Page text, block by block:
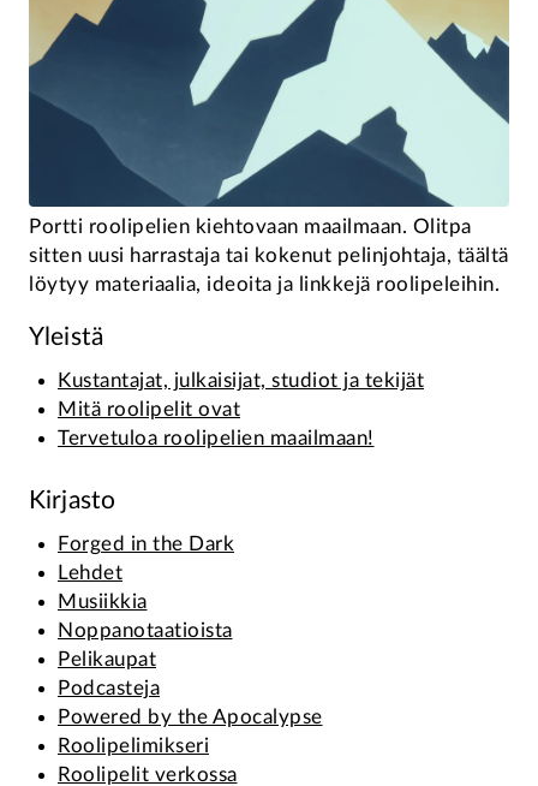
Portti roolipelien kiehtovaan maailmaan. Olitpa
sitten uusi harrastaja tai kokenut pelinjohtaja, täältä
löytyy materiaalia, ideoita ja linkkejä roolipeleihin.
Yleistä
Kustantajat, julkaisijat, studiot ja tekijät
Mitä roolipelit ovat
Tervetuloa roolipelien maailmaan!
Kirjasto
Forged in the Dark
Lehdet
Musiikkia
Noppanotaatioista
Pelikaupat
Podcasteja
Powered by the Apocalypse
Roolipelimikseri
Roolipelit verkossa